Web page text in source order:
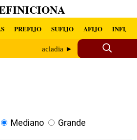
PREFIJO SUFIJO AFIJO INFIJO
acladia ►
Mediano Grande